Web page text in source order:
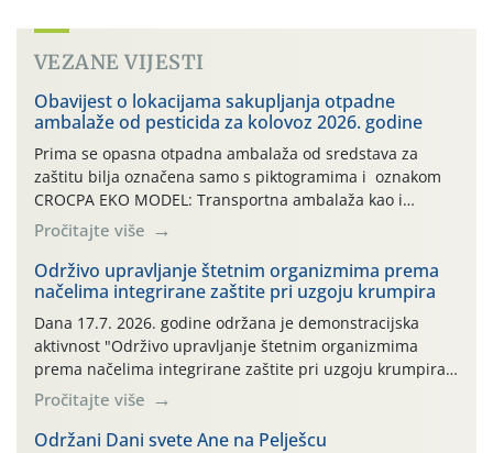
VEZANE VIJESTI
Obavijest o lokacijama sakupljanja otpadne
ambalaže od pesticida za kolovoz 2026. godine
Prima se opasna otpadna ambalaža od sredstava za
zaštitu bilja označena samo s piktogramima i oznakom
CROCPA EKO MODEL: Transportna ambalaža kao i
ambalaža drugih proizvoda koji nisu sredstva za zaštitu
bilja (npr. ambalaža od mineralnih gnojiva,) se ne
prihvaća. Korisnicima je osiguran besplatni povrat
prazne ambalaže isključivo ovih tvrtki: AGROCHEM-MAKS,
AGRONOM, ALBAUGH TKI* (PINUS […]
Pročitajte više
Održivo upravljanje štetnim organizmima prema
načelima integrirane zaštite pri uzgoju krumpira
Dana 17.7. 2026. godine održana je demonstracijska
aktivnost "Održivo upravljanje štetnim organizmima
prema načelima integrirane zaštite pri uzgoju krumpira"
na pokusnom polju "Poredje", kraj naselja Belica (ARKOD
parcela ID 2445031) (središnji dio Međimurske županije).
Pročitajte više
Održani Dani svete Ane na Pelješcu